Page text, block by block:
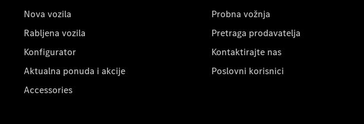
Nova vozila
Rabljena vozila
Konfigurator
Aktualna ponuda i akcije
Accessories
Probna vožnja
Pretraga prodavatelja
Kontaktirajte nas
Poslovni korisnici